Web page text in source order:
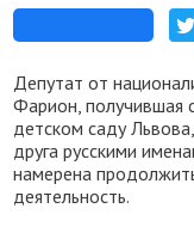
Депутат от
Фарион, получившая
детском саду
друга русскими
намерена
деятельность.